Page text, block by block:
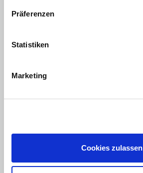
Präferenzen
Statistiken
Marketing
Cookies zulassen
Fürstenwalde